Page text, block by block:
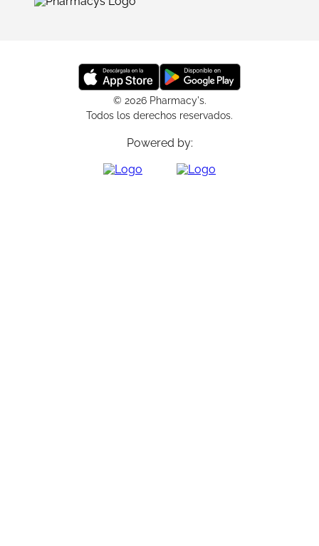
© 2026 Pharmacy's.
Todos los derechos reservados.
Powered by: